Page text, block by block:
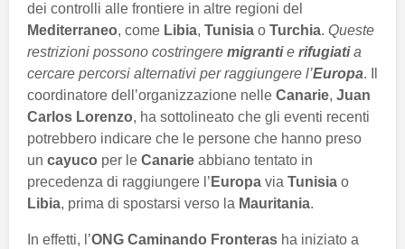
dei controlli alle frontiere in altre regioni del
Mediterraneo, come Libia, Tunisia o Turchia. Queste
restrizioni possono costringere migrantie rifugiatia
cercare percorsi alternativi per raggiungere l’Europa. Il
coordinatore dell’organizzazione nelle Canarie, Juan
Carlos Lorenzo, ha sottolineato che gli eventi recenti
potrebbero indicare che le persone che hanno preso
un cayuco per le Canarie abbiano tentato in
precedenza di raggiungere l’ Europa via Tunisia o
Libia, prima di spostarsi verso la Mauritania.
In effetti, l’ONG Caminando Fronteras ha iniziato a